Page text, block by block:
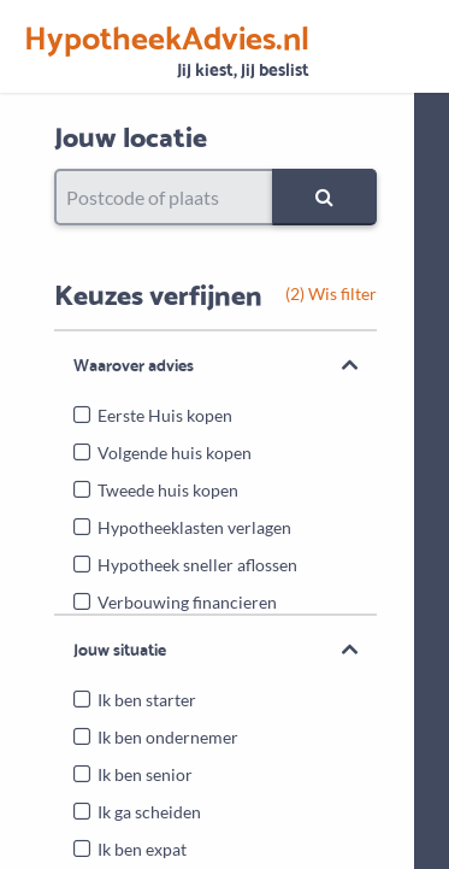
HypotheekAdvies.nl
Jij kiest, jij beslist
VertrouwenAlle basisgegevens zijn gecontroleerd
Jouw locatie
Keuzes verfijnen (2) Wis filter
Waarover advies
Eerste Huis kopen
Volgende huis kopen
Tweede huis kopen
Hypotheeklasten verlagen
Hypotheek sneller aflossen
Verbouwing financieren
Energiebesparende maatregelen
Jouw situatie
Ik ben starter
Ik ben ondernemer
Ik ben senior
Ik ga scheiden
Ik ben expat